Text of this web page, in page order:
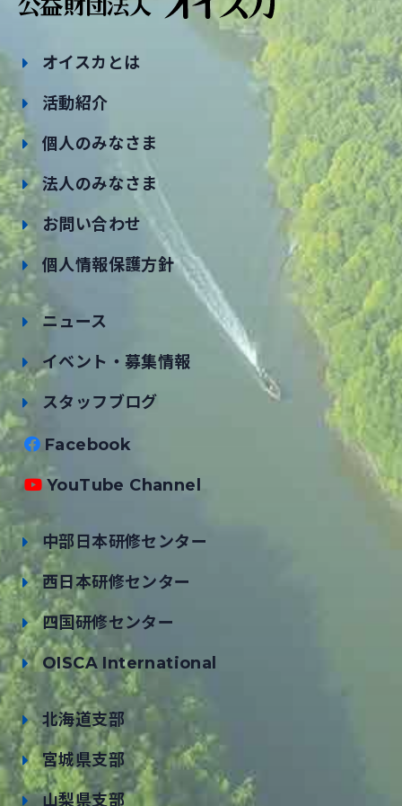
オイスカとは
活動紹介
個人のみなさま
法人のみなさま
お問い合わせ
個人情報保護方針
ニュース
イベント・募集情報
スタッフブログ
Facebook
YouTube Channel
中部日本研修センター
西日本研修センター
四国研修センター
OISCA International
北海道支部
宮城県支部
山梨県支部